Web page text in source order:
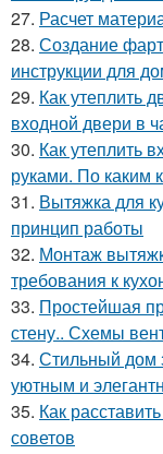
27. Расчет
28. Создание
инструкции для
29. Как утеплить
входной двери в
30. Как утеплить
руками. По каким
31. Вытяжка для
принцип работы
32. Монтаж
требования к
33. Простейшая
стену.. Схемы
34. Стильный дом
уютным и
35. Как
советов